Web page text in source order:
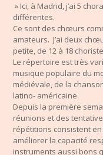
» Ici, à Madrid, j’ai 5
différentes.
Ce sont des chœurs
amateurs. J’ai deux
petite, de 12 à 18
Le répertoire est très
musique populaire du
médiévale, de la
latino- américaine.
Depuis la première
réunions et des
répétitions consistent
améliorer la capacité
instruments aussi bons